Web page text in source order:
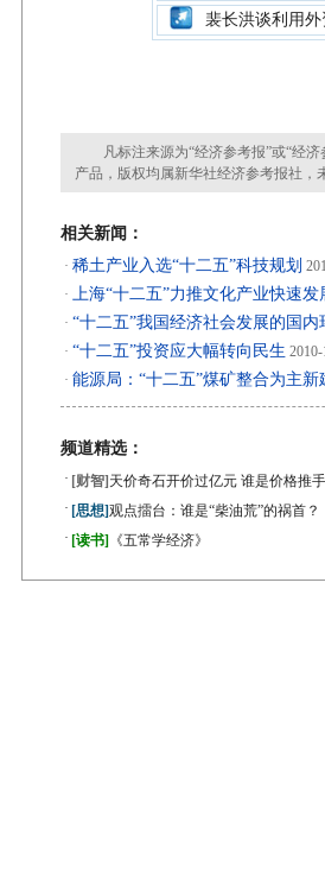
裴长洪谈利用
凡标注来源为“经济参考报”或“经济
产品，版权均属新华社经济参考报社
相关新闻：
· 稀土产业入选“十二五”科技规划
· 上海“十二五”力推文化产业快速发
· “十二五”我国经济社会发展的国内
· “十二五”投资应大幅转向民生
· 能源局：“十二五”煤矿整合为主新
频道精选：
· [财智] 天价奇石开价过亿元 谁是价格推
· [思想]观点擂台：谁是“柴油荒”的祸首？
· [读书] 《五常学经济》